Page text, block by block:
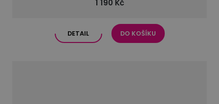
1 190 Kč
DETAIL DO KOŠÍKU